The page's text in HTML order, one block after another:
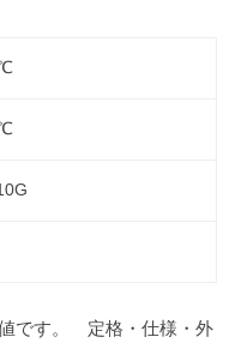
です。 定格・仕様・外